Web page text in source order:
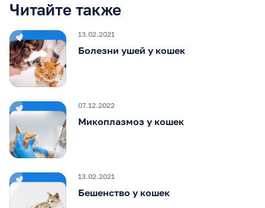
Читайте также
13.02.2021
Болезни ушей у кошек
07.12.2022
Микоплазмоз у кошек
13.02.2021
Бешенство у кошек